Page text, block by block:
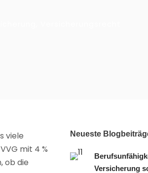
viele
mit 4 %
ob die
Neueste
Versicherung